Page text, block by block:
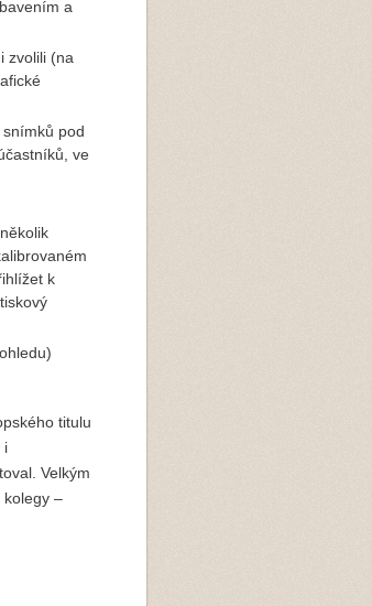
a
zvolili (na
pod
ve
k
titulu
i
Velkým
kolegy –